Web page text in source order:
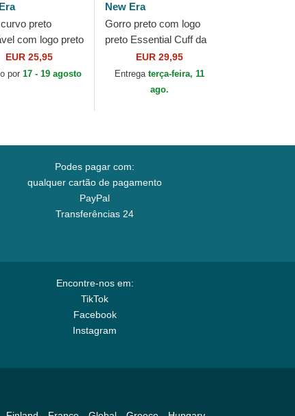
preto
com logo preto
League
da New York
EUR 25,95
por17 - 19 agosto
New Era
Gorro preto com logo
preto Essential Cuff da
New York Yankees MLB
da New Era
EUR 29,95
Entregaterça-feira, 11
ago.
Podes pagar com:
qualquer cartão de pagamento
PayPal
Transferências 24
Encontre-nos em:
TikTok
Facebook
Instagram